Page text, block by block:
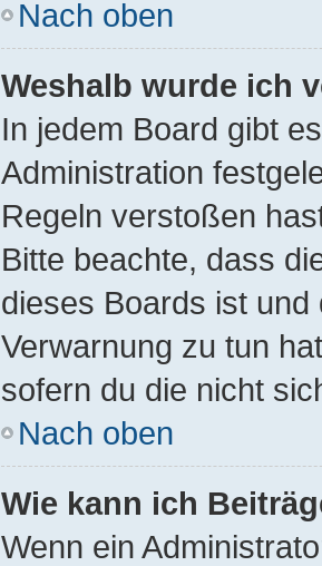
Nach oben
Weshalb wurde ich
In jedem Board gibt
Administration
Regeln verstoßen
Bitte beachte, dass
dieses Boards ist
Verwarnung zu tun
sofern du die nicht
Nach oben
Wie kann ich
Wenn ein